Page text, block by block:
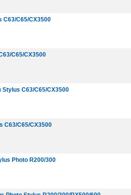
C63/C65/CX3500
C65/CX3500
C63/C65/CX3500
C63/C65/CX3500
Photo R200/300